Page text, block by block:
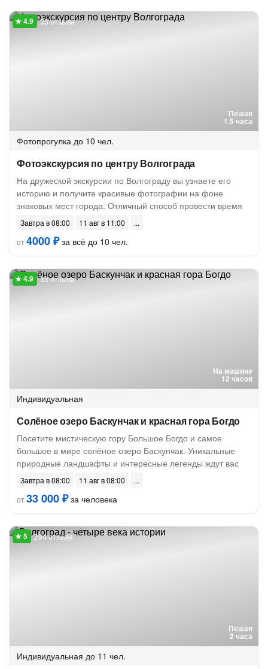
Пешая
1.5 часа
33 отзыва
Фотопрогулка до 10 чел.
Фотоэкскурсия по центру Волгограда
На дружеской экскурсии по Волгограду вы узнаете его
историю и получите красивые фотографии на фоне
знаковых мест города. Отличный способ провести время
Завтра в 08:00
11 авг в 11:00
от4000 ₽за всё до 10 чел.
На машине
12 часов
33 отзыва
Индивидуальная
Солёное озеро Баскунчак и красная гора Богдо
Посетите мистическую гору Большое Богдо и самое
большое в мире солёное озеро Баскунчак. Уникальные
природные ландшафты и интересные легенды ждут вас
Завтра в 08:00
11 авг в 08:00
от33 000 ₽за человека
Пешая
2 часа
294 отзыва
Индивидуальная до 11 чел.